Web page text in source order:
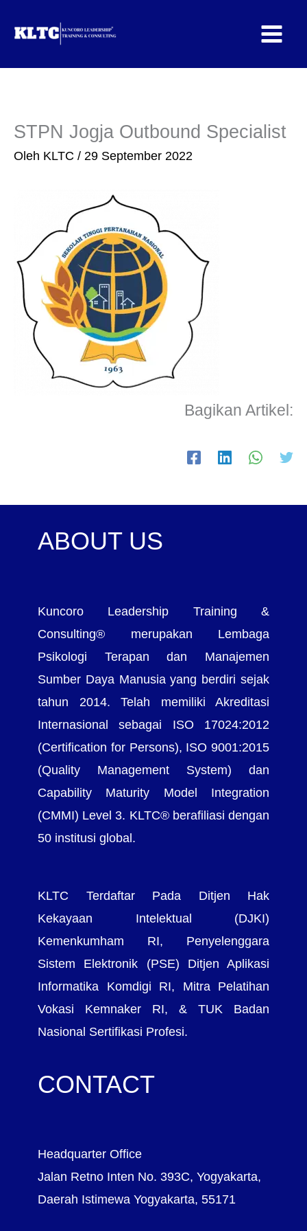
STPN Jogja Outbound Specialist
Oleh KLTC / 29 September 2022
Bagikan Artikel:
ABOUT US
Kuncoro Leadership Training &
Consulting® merupakan Lembaga
Psikologi Terapan dan Manajemen
Sumber Daya Manusia yang berdiri sejak
tahun 2014. Telah memiliki Akreditasi
Internasional sebagai ISO 17024:2012
(Certification for Persons), ISO 9001:2015
(Quality Management System) dan
Capability Maturity Model Integration
(CMMI) Level 3. KLTC® berafiliasi dengan
50 institusi global.
KLTC Terdaftar Pada Ditjen Hak
Kekayaan Intelektual (DJKI)
Kemenkumham RI, Penyelenggara
Sistem Elektronik (PSE) Ditjen Aplikasi
Informatika Komdigi RI, Mitra Pelatihan
Vokasi Kemnaker RI, & TUK Badan
Nasional Sertifikasi Profesi.
CONTACT
Headquarter Office
Jalan Retno Inten No. 393C, Yogyakarta,
Daerah Istimewa Yogyakarta, 55171